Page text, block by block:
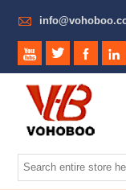

   